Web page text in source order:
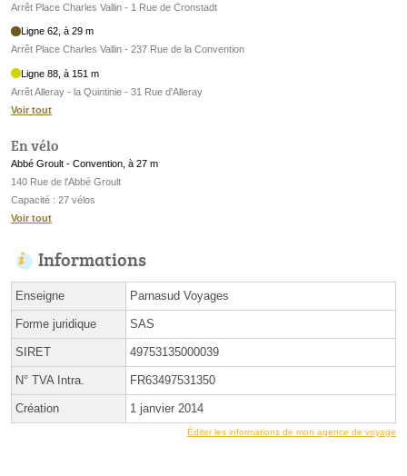
Arrêt Place Charles Vallin - 1 Rue de Cronstadt
Ligne 62, à 29 m
Arrêt Place Charles Vallin - 237 Rue de la Convention
Ligne 88, à 151 m
Arrêt Alleray - la Quintinie - 31 Rue d'Alleray
Voir tout
En vélo
Abbé Groult - Convention, à 27 m
140 Rue de l'Abbé Groult
Capacité : 27 vélos
Voir tout
Informations
Enseigne Parnasud Voyages
Forme juridique SAS
SIRET 49753135000039
N° TVA Intra. FR63497531350
Création 1 janvier 2014
Éditer les informations de mon agence de voyage